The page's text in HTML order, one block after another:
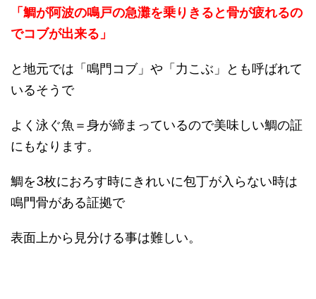
「鯛が阿波の鳴戸の急灘を乗りきると骨が疲れるの
でコブが出来る」
と地元では「鳴門コブ」や「力こぶ」とも呼ばれて
いるそうで
よく泳ぐ魚＝身が締まっているので美味しい鯛の証
にもなります。
鯛を3枚におろす時にきれいに包丁が入らない時は
鳴門骨がある証拠で
表面上から見分ける事は難しい。